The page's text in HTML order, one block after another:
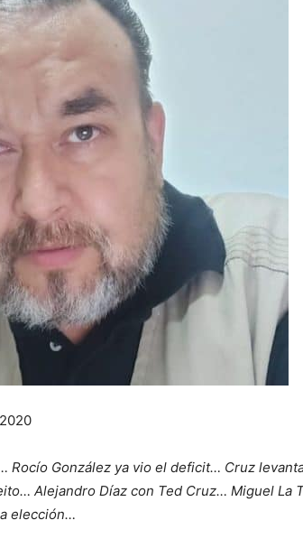
Rocío González ya vio el deficit… Cruz
Alejandro Díaz con Ted Cruz… Miguel La
elección…